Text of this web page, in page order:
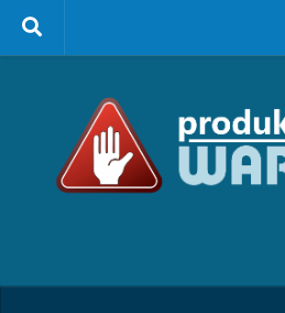
Zum Inhalt springen